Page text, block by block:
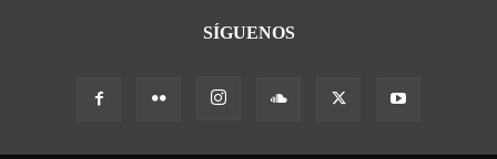
SÍGUENOS